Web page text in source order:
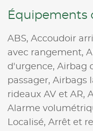
Équipements
ABS, Accoudoir
avec rangement,
d'urgence, Airbag
passager, Airbags
rideaux AV et AR,
Alarme
Localisé, Arrêt et